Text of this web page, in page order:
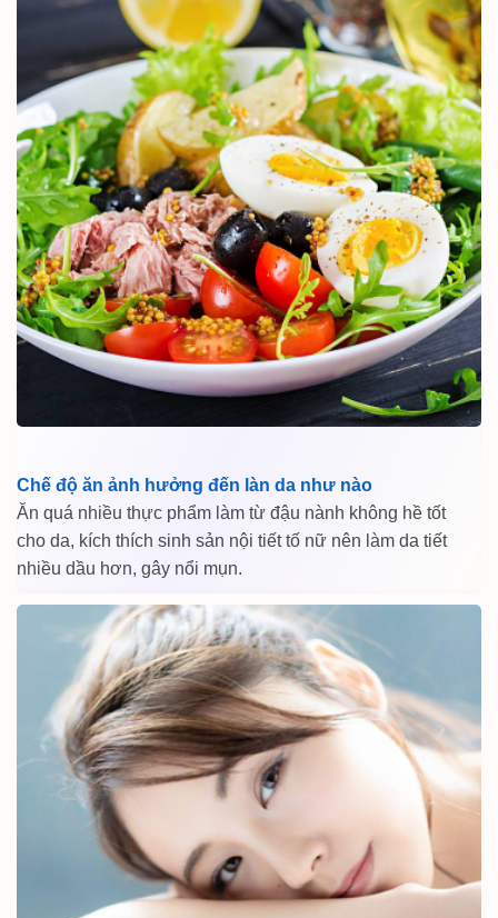
Chế độ ăn ảnh hưởng đến làn da như nào
Ăn quá nhiều thực phẩm làm từ đậu nành không hề tốt
cho da, kích thích sinh sản nội tiết tố nữ nên làm da tiết
nhiều dầu hơn, gây nổi mụn.